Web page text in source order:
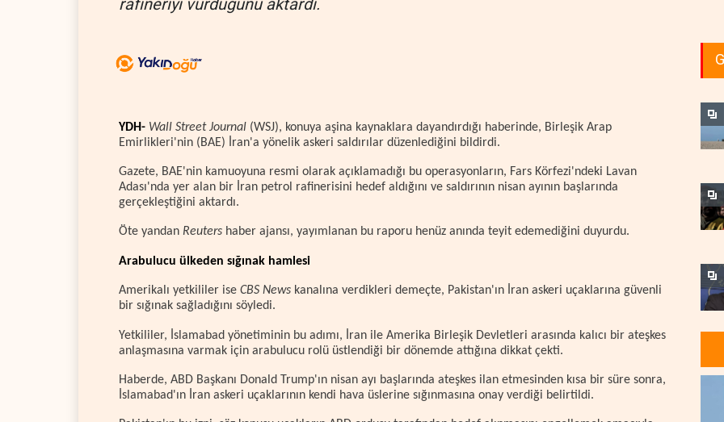
YDH- Wall Street Journal (WSJ), konuya aşina kaynaklara dayandırdığı haberinde, Birleşik Arap
Emirlikleri'nin (BAE) İran'a yönelik askeri saldırılar düzenlediğini bildirdi.
Gazete, BAE'nin kamuoyuna resmi olarak açıklamadığı bu operasyonların, Fars Körfezi'ndeki Lavan
Adası'nda yer alan bir İran petrol rafinerisini hedef aldığını ve saldırının nisan ayının başlarında
gerçekleştiğini aktardı.
Öte yandan Reuters haber ajansı, yayımlanan bu raporu henüz anında teyit edemediğini duyurdu.
Arabulucu ülkeden sığınak hamlesi
Amerikalı yetkililer ise CBS News kanalına verdikleri demeçte, Pakistan'ın İran askeri uçaklarına güvenli
bir sığınak sağladığını söyledi.
Yetkililer, İslamabad yönetiminin bu adımı, İran ile Amerika Birleşik Devletleri arasında kalıcı bir ateşkes
anlaşmasına varmak için arabulucu rolü üstlendiği bir dönemde attığına dikkat çekti.
Haberde, ABD Başkanı Donald Trump'ın nisan ayı başlarında ateşkes ilan etmesinden kısa bir süre sonra,
İslamabad'ın İran askeri uçaklarının kendi hava üslerine sığınmasına onay verdiği belirtildi.